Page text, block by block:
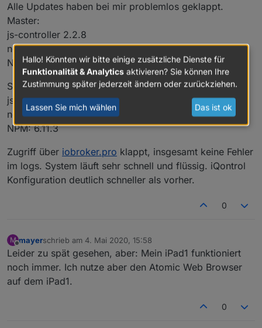
Alle Updates haben bei mir problemlos geklappt.
Master:
js-controller 2.2.8
node.js 10.16.3
NPM: 6.9
Slave:
js-controller 2.2.8
node.js 10.17.0
NPM: 6.11.3
Zugriff über iobroker.pro klappt, insgesamt keine Fehler
im logs. System läuft sehr schnell und flüssig. iQontrol
Konfiguration deutlich schneller als vorher.
0
M
Offline
mayerschrieb am 4. Mai 2020, 15:58
zuletzt editiert von
Leider zu spät gesehen, aber: Mein iPad1 funktioniert
noch immer. Ich nutze aber den Atomic Web Browser
auf dem iPad1.
0
Hallo! Könnten wir bitte einige zusätzliche Dienste für
Funktionalität & Analytics aktivieren? Sie können Ihre
Zustimmung später jederzeit ändern oder zurückziehen.
Lassen Sie mich wählen Das ist ok